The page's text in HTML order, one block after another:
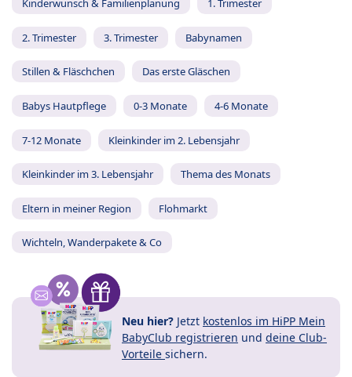
Kinderwunsch & Familienplanung 1. Trimester
2. Trimester 3. Trimester Babynamen
Stillen & Fläschchen Das erste Gläschen
Babys Hautpflege 0-3 Monate 4-6 Monate
7-12 Monate Kleinkinder im 2. Lebensjahr
Kleinkinder im 3. Lebensjahr Thema des Monats
Eltern in meiner Region Flohmarkt
Wichteln, Wanderpakete & Co
Neu hier? Jetzt kostenlos im HiPP Mein
BabyClub registrieren und deine Club-
Vorteile sichern.